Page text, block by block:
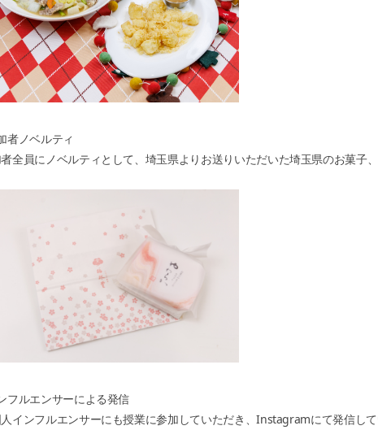
者ノベルティ
全員にノベルティとして、埼玉県よりお送りいただいた埼玉県のお菓子
フルエンサーによる発信
インフルエンサーにも授業に参加していただき、Instagramにて発信して